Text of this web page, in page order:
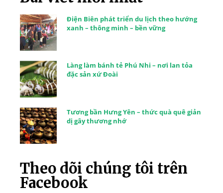
Điện Biên phát triển du lịch theo hướng
xanh – thông minh – bền vững
Làng làm bánh tẻ Phú Nhi – nơi lan tỏa
đặc sản xứ Đoài
Tương bần Hưng Yên – thức quà quê giản
dị gây thương nhớ
Theo dõi chúng tôi trên
Facebook